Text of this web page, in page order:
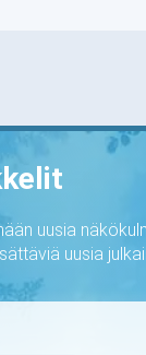
uusia
uusia